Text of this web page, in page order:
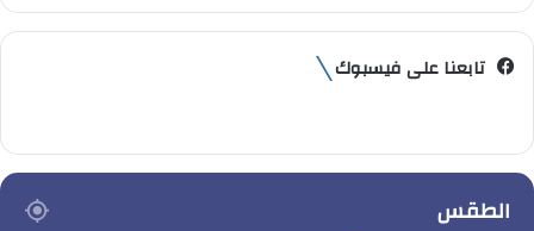
تابعنا على فيسبوك
الطقس